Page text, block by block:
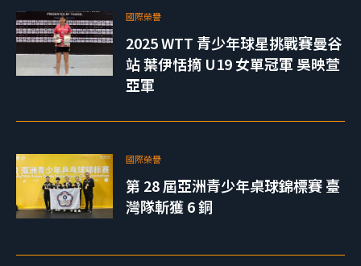
國際榮譽
2025 WTT 青少年球星挑戰賽曼谷
站 葉伊恬摘 U19 女單冠軍 吳映萱
亞軍
國際榮譽
第 28 屆亞洲青少年桌球錦標賽 臺
灣隊斬獲 6 銅